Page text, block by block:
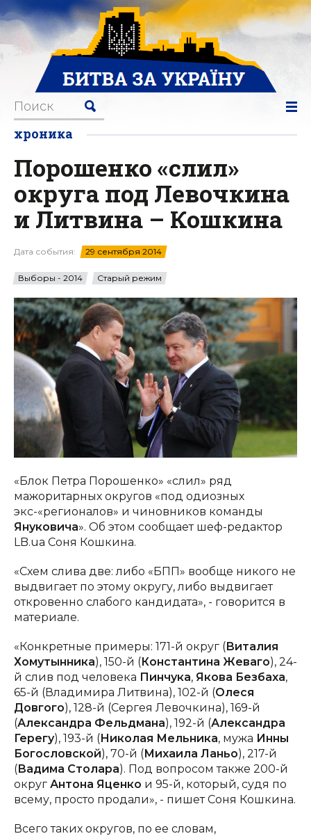
хроника
Порошенко «слил»
округа под Левочкина
и Литвина – Кошкина
Дата события: 29 сентября 2014
Выборы - 2014 Старый режим
«Блок Петра Порошенко» «слил» ряд
мажоритарных округов «под одиозных
экс-«регионалов» и чиновников команды
Януковича». Об этом сообщает шеф-редактор
LB.ua Соня Кошкина.
«Схем слива две: либо «БПП» вообще никого не
выдвигает по этому округу, либо выдвигает
откровенно слабого кандидата», - говорится в
материале.
«Конкретные примеры: 171-й округ (Виталия
Хомутынника), 150-й (Константина Жеваго), 24-
й слив под человека Пинчука, Якова Безбаха,
65-й (Владимира Литвина), 102-й (Олеся
Довгого), 128-й (Сергея Левочкина), 169-й
(Александра Фельдмана), 192-й (Александра
Герегу), 193-й (Николая Мельника, мужа Инны
Богословской), 70-й (Михаила Ланьо), 217-й
(Вадима Столара). Под вопросом также 200-й
округ Антона Яценко и 95-й, который, судя по
всему, просто продали», - пишет Соня Кошкина.
Всего таких округов, по ее словам,